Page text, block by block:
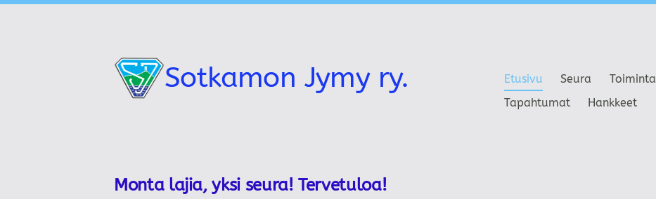
Sotkamon Jymy ry. Etusivu Seura Toiminta
Tapahtumat
Hankkeet
Monta lajia, yksi seura! Tervetuloa!